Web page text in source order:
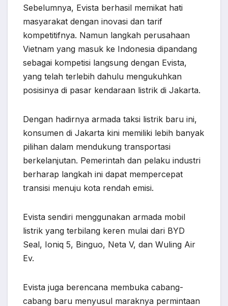
Sebelumnya, Evista berhasil memikat hati
masyarakat dengan inovasi dan tarif
kompetitifnya. Namun langkah perusahaan
Vietnam yang masuk ke Indonesia dipandang
sebagai kompetisi langsung dengan Evista,
yang telah terlebih dahulu mengukuhkan
posisinya di pasar kendaraan listrik di Jakarta.
Dengan hadirnya armada taksi listrik baru ini,
konsumen di Jakarta kini memiliki lebih banyak
pilihan dalam mendukung transportasi
berkelanjutan. Pemerintah dan pelaku industri
berharap langkah ini dapat mempercepat
transisi menuju kota rendah emisi.
Evista sendiri menggunakan armada mobil
listrik yang terbilang keren mulai dari BYD
Seal, Ioniq 5, Binguo, Neta V, dan Wuling Air
Ev.
Evista juga berencana membuka cabang-
cabang baru menyusul maraknya permintaan